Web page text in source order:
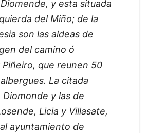
y esta situada
del Miño; de la
son las aldeas de
del camino ó
que reunen 50
La citada
y las de
Licia y Villasate,
ayuntamiento de